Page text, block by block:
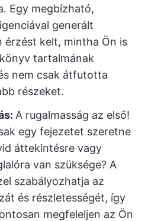
Egy megbízható,
generált
érzést kelt, mintha Ön is
tartalmának
nem csak átfutotta
részeket.
A rugalmasság az első!
egy fejezetet szeretne
áttekintésre vagy
van szüksége? A
szabályozhatja az
és részletességét, így
megfeleljen az Ön